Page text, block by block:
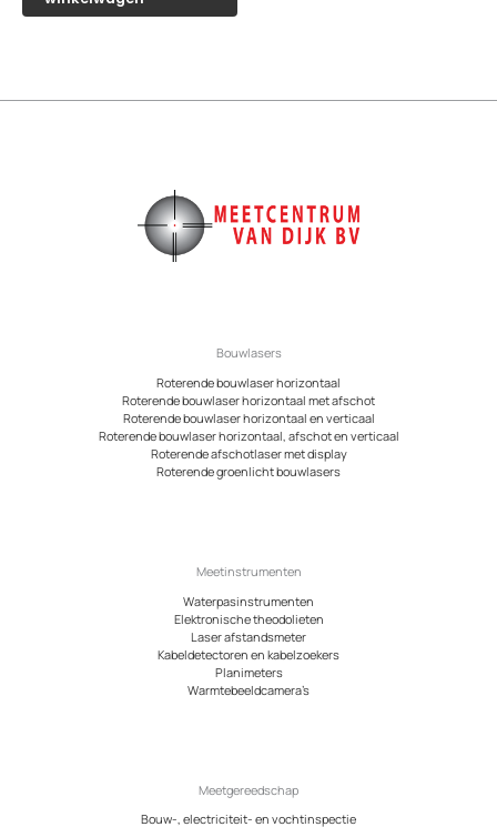
Bouwlasers
Roterende bouwlaser horizontaal
Roterende bouwlaser horizontaal met afschot
Roterende bouwlaser horizontaal en verticaal
Roterende bouwlaser horizontaal, afschot en verticaal
Roterende afschotlaser met display
Roterende groenlicht bouwlasers
Meetinstrumenten
Waterpasinstrumenten
Elektronische theodolieten
Laser afstandsmeter
Kabeldetectoren en kabelzoekers
Planimeters
Warmtebeeldcamera’s
Meetgereedschap
Bouw-, electriciteit- en vochtinspectie